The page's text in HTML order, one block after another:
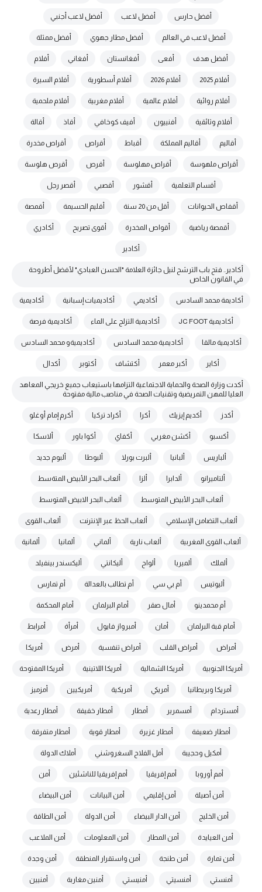
أفضل حارس أفضل لاعب أفضل لاعب أجنبي
أفضل لاعب في العالم أفضل مطار جهوي أفضل ممثلة
أفضل هدف أفعى أفغانستان أفغاني أفلام
أفلام 2025 أفلام 2026 أفلام أسطورية أفلام السيرة
أفلام روائية أفلام عالمية أفلام مغربية أفلام ملحمية
أفلام وثائقية أفنييون أفيف كوخافي أقاذ أقالة
أقاليم أقاليم المملكة أقباط أقراص أقراص مخدرة
أقراص ملهوسة أقراص مهلوسة أقرص أقرص هلوسة
أقسام التعلمية أقشور أقصبي أقصر رجل
أقفاص الحيوانات أقل من 20 سنة أقليم الحسيمة أقمصة
أقمصة رياضية أقواص المخدرة أقوى تصريح أكادري
أكادير
أكادير.. فتح باب الترشح لنيل جائزة العلامة "الحسن العبادي" لأفضل أطروحة
في القانون الخاص
أكاديمة محمد السادس أكاديمي أكاديميات إسبانية أكاديمية
أكاديمية JC FOOT أكاديمية التزلج على الماء أكاديمية فرصة
أكاديمية مالقا أكاديمية محمد السادس أكاديميةو محمد السادس
أكاير أكبر معمر أكتشاف أكتوبر أكدال
أكدت وزارة الصحة والحماية الاجتماعية التزامها باستيعاب جميع خريجي المعاهد
العليا للمهن التمريضية وتقنيات الصحة في مناصب مالية مفتوحة
أكدز أكديم إيزيك أكرا أكراد تركيا أكرم إمام أوغلو
أكسبو أكشن مغربي أكفاي أكوا باور ألاسكا
ألباريس ألبانيا ألبرت بورلا ألبوطا ألبوم جديد
ألتاميرانو ألدابرا ألزا ألعاب البحر الأبيض المتةسط
ألعاب البحر الأبيض المتوسط ألعاب البحر الابيض المتوسط
ألعاب التضامن الإسلامي ألعاب الحظ عبر الإنترنت ألعاب القوى
ألعاب القوى المغربية ألعاب نارية ألماني ألمانيا ألمانية
ألملك ألميريا ألواح أليكانتي أليكسندر بينفيلد
أليوتيس أم بي سي أم تطالب بالعدالة أم تمارس
أم محمدينو أمال صقر أمام البرلمان أمام المحكمة
أمام قبة البرلمان أمان أمبرواز فايول أمرأة أمرابط
أمراض أمراض القلب أمراض تنفسية أمرض أمريكا
أمريكا الجنوبية أمريكا الشمالية أمريكا اللاتينية أمريكا المفتوحة
أمريكا وبريطانيا أمريكي أمريكية أمريكيين أمزميز
أمستردام أمسمرير أمطار أمطار خفيفة أمطار رعدية
أمطار ضعيفة أمطار غزيرة أمطار قوية أمطار متفرقة
أمكيل وحجيبة أمل الفلاح السغروشني أملاك الدولة
أمم أوروبا أمم إفريقيا أمم إفريقيا للناشئين أمن
أمن أصيلة أمن إقليمي أمن البيانات أمن البيضاء
أمن الخليج أمن الدار البيضاء أمن الدولة أمن الطاقة
أمن العيايدة أمن المطار أمن المعلومات أمن الملاعب
أمن تمارة أمن طنجة أمن واستقرار المنطقة أمن وجدة
أمنستي أمنسيتي أمنيستي أمنين مغاربة أمنيين